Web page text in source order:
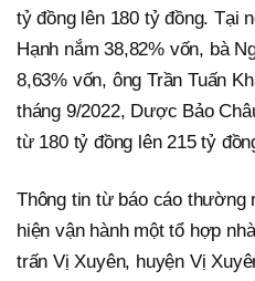
tỷ đồng lên 180 tỷ đồng. Tại
Hạnh nắm 38,82% vốn, bà
8,63% vốn, ông Trần Tuấn
tháng 9/2022, Dược Bảo
từ 180 tỷ đồng lên 215 tỷ
Thông tin từ báo cáo thường
hiện vận hành một tổ hợp
trấn Vị Xuyên, huyện Vị